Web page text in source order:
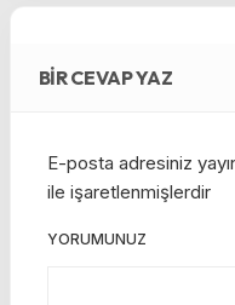
BIR CEVAP YAZ
E-posta adresiniz
ile işaretlenmişlerdir
YORUMUNUZ